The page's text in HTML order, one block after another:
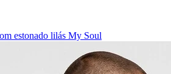
estonado lilás My Soul